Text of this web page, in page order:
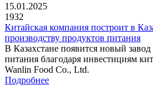
15.01.2025
1932
Китайская компания построит в
производству продуктов питания
В Казахстане появится новый
питания благодаря инвестициям
Wanlin Food Co., Ltd.
Подробнее